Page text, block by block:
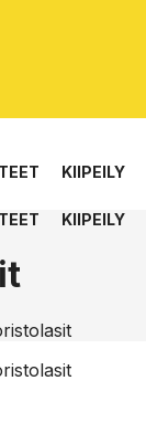
KIIPEILY
KIIPEILY